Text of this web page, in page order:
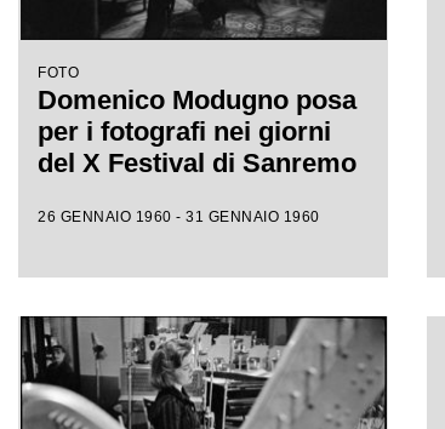
FOTO
Domenico Modugno posa
per i fotografi nei giorni
del X Festival di Sanremo
26 GENNAIO 1960 - 31 GENNAIO 1960